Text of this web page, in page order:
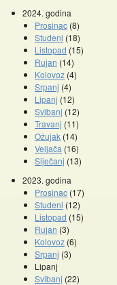
2024. godina
Prosinac (8)
Studeni (18)
Listopad (15)
Rujan (14)
Kolovoz (4)
Srpanj (4)
Lipanj (12)
Svibanj (12)
Travanj (11)
Ožujak (14)
Veljača (16)
Siječanj (13)
2023. godina
Prosinac (17)
Studeni (12)
Listopad (15)
Rujan (3)
Kolovoz (6)
Srpanj (3)
Lipanj
Svibanj (22)
Promocije knjiga